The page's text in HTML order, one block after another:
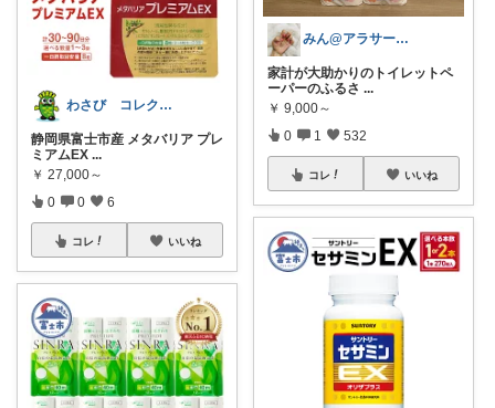
わさび コレクションもご利用ください
静岡県富士市産 メタバリア プレ
ミアムEX ...
￥ 27,000～
0 0 6
コレ いいね
みん@アラサーOLの暮らし
家計が大助かりのトイレットペ
ーパーのふるさ ...
￥ 9,000～
0 1 532
コレ いいね